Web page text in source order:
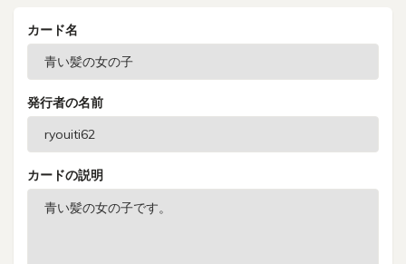
カード名
発行者の名前
カードの説明